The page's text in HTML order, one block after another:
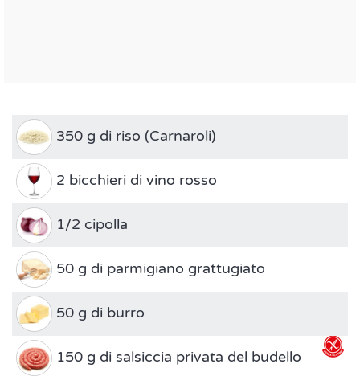
350 g di riso (Carnaroli)
2 bicchieri di vino rosso
1/2 cipolla
50 g di parmigiano grattugiato
50 g di burro
150 g di salsiccia privata del budello